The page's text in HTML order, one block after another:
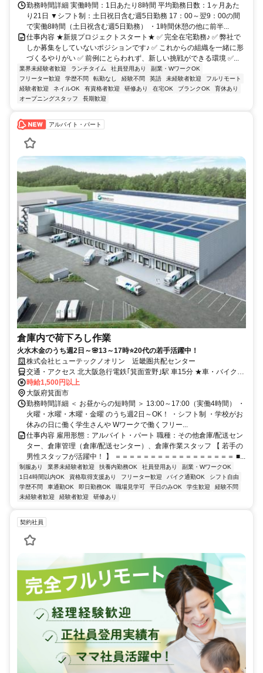
勤務時間詳細 実働時間：1日あたり8時間 平均勤務日数：1ヶ月あた
り21日 ▼シフト制：土日祝日含む週5日勤務 17：00～翌9：00の間
で実働8時間（土日祝含む週5日勤務） ・1時間休憩の他に前半...
仕事内容 ★新規プロジェクトスタート★ ✅ 完全在宅勤務♪ ✅ 弊社で
しか募集をしていないポジションです♪ ✅ これからの組織を一緒に形
づくるやりがい ✅ 前例にとらわれず、新しい挑戦ができる環境 ✅...
業界未経験者歓迎 ランチタイム 社員登用あり
副業・WワークOK
フリーター歓迎
学歴不問 転勤なし 経験不問 英語 未経験者歓迎
フルリモート
経験者歓迎
ネイルOK 有資格者歓迎 研修あり 在宅OK ブランクOK
育休あり
オープニングスタッフ
長期歓迎
アルバイト・パート
倉庫内で荷下ろし作業
火水木金のうち週2日～🌸13～17時⭐20代の若手活躍中！
株式会社ヒューテックノオリン 近畿圏共配センター
交通・アクセス 北大阪急行電鉄｢箕面萱野｣駅 車15分 ★車・バイク通
勤でも交通費支給 ★駐車場無料
時給1,500円以上
大阪府箕面市
勤務時間詳細 ＜ お昼からの短時間 ＞ 13:00～17:00（実働4時間） ・
火曜・水曜・木曜・金曜 のうち週2日～OK！ ・シフト制 ・学校がお
休みの日に働く学生さんや Wワークで働くフリー...
仕事内容 雇用形態：アルバイト・パート 職種：その他倉庫/配送セン
ター、倉庫管理（倉庫/配送センター）、倉庫作業スタッフ 【 若手の
男性スタッフが活躍中！ 】 ＝＝＝＝＝＝＝＝＝＝＝＝＝＝＝＝＝ ■...
制服あり 業界未経験者歓迎 扶養内勤務OK 社員登用あり
副業・WワークOK
1日4時間以内OK
資格取得支援あり フリーター歓迎 バイク通勤OK
シフト自由
学歴不問
車通勤OK 即日勤務OK 職場見学可 平日のみOK 学生歓迎
経験不問
未経験者歓迎
経験者歓迎 研修あり
契約社員